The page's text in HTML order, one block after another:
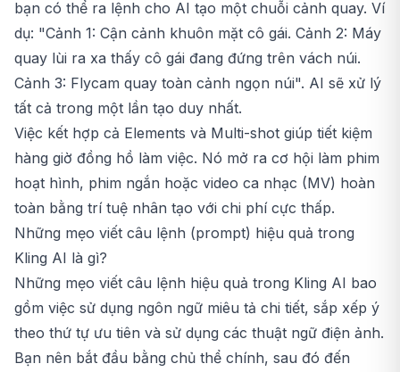
bạn có thể ra lệnh cho AI tạo một chuỗi cảnh quay. Ví
dụ: "Cảnh 1: Cận cảnh khuôn mặt cô gái. Cảnh 2: Máy
quay lùi ra xa thấy cô gái đang đứng trên vách núi.
Cảnh 3: Flycam quay toàn cảnh ngọn núi". AI sẽ xử lý
tất cả trong một lần tạo duy nhất.
Việc kết hợp cả Elements và Multi-shot giúp tiết kiệm
hàng giờ đồng hồ làm việc. Nó mở ra cơ hội làm phim
hoạt hình, phim ngắn hoặc video ca nhạc (MV) hoàn
toàn bằng trí tuệ nhân tạo với chi phí cực thấp.
Những mẹo viết câu lệnh (prompt) hiệu quả trong
Kling AI là gì?
Những mẹo viết câu lệnh hiệu quả trong Kling AI bao
gồm việc sử dụng ngôn ngữ miêu tả chi tiết, sắp xếp ý
theo thứ tự ưu tiên và sử dụng các thuật ngữ điện ảnh.
Bạn nên bắt đầu bằng chủ thể chính, sau đó đến